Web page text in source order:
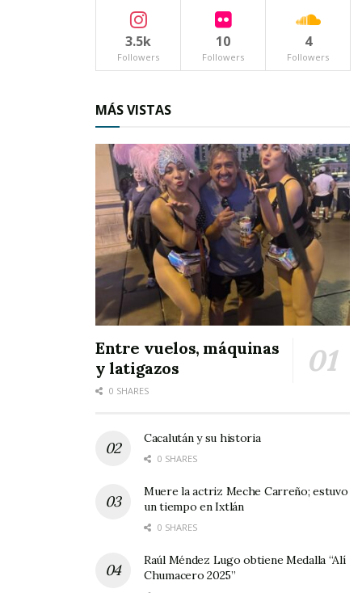
3.5k
Followers
10
Followers
4
Followers
MÁS VISTAS
Entre vuelos, máquinas
y latigazos
0 SHARES
Cacalután y su historia
0 SHARES
Muere la actriz Meche Carreño; estuvo
un tiempo en Ixtlán
0 SHARES
Raúl Méndez Lugo obtiene Medalla “Alí
Chumacero 2025”